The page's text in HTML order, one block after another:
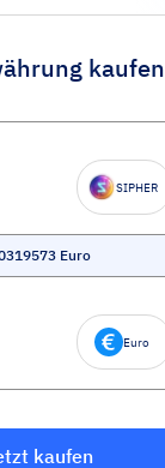
kaufen
SIPHER
Euro
Euro
kaufen